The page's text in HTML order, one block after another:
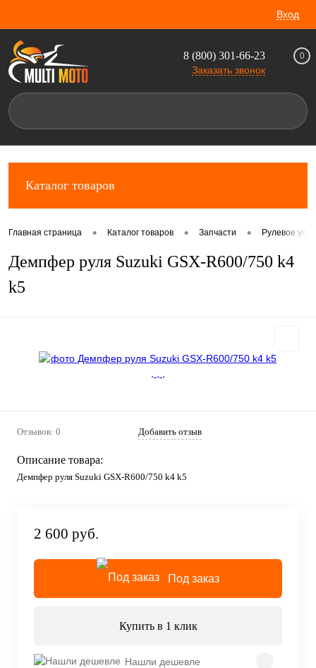
Вход
8 (800) 301-66-23
Заказать звонок
0
Каталог товаров
Главная страница • Каталог товаров • Запчасти • Рулевое
Демпфер руля Suzuki GSX-R600/750 k4
k5
Отзывов: 0 Добавить отзыв
Описание товара:
Демпфер руля Suzuki GSX-R600/750 k4 k5
2 600 руб.
Под заказ
Купить в 1 клик
Нашли дешевле